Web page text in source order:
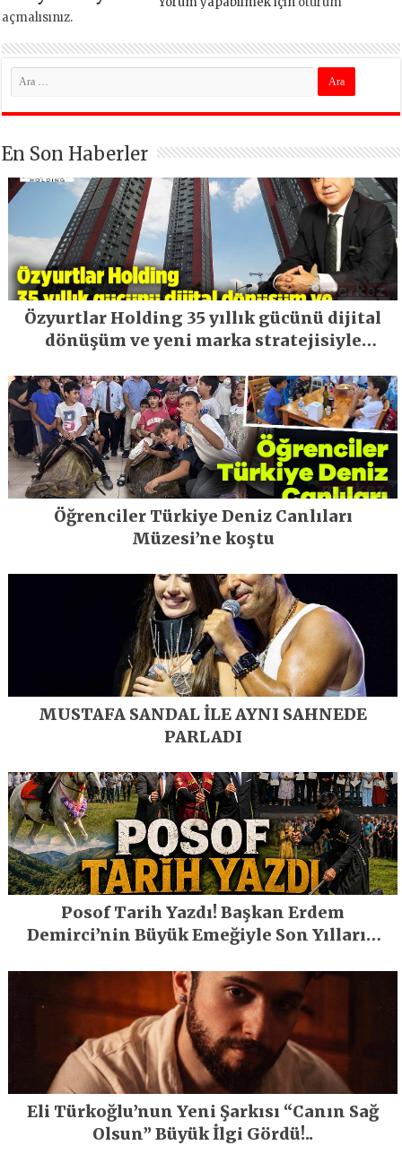
açmalısınız.
En Son Haberler
Özyurtlar Holding 35 yıllık gücünü dijital
dönüşüm ve yeni marka stratejisiyle
Öğrenciler Türkiye Deniz Canlıları
Müzesi’ne koştu
MUSTAFA SANDAL İLE AYNI SAHNEDE
PARLADI
Posof Tarih Yazdı! Başkan Erdem
Demirci’nin Büyük Emeğiyle Son Yılların
Eli Türkoğlu’nun Yeni Şarkısı “Canın Sağ
Olsun” Büyük İlgi Gördü!..